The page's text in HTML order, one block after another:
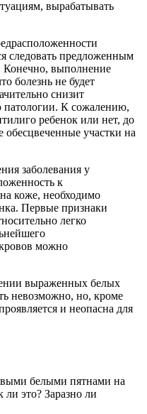
вырабатывать
следовать предложенным
Конечно, выполнение
болезнь не будет
снизит
патологии. К сожалению,
ребенок или нет, до
обесцвеченные участки на
заболевания у
к
коже, необходимо
Первые признаки
легко
можно
выраженных белых
невозможно, но, кроме
и неопасна для
белыми пятнами на
это? Заразно ли